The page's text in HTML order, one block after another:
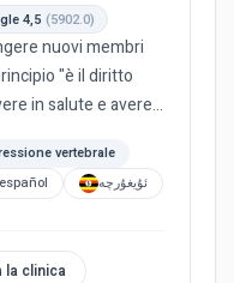
4,5 (5902.0)
nuovi membri
"è il diritto
in salute e avere
vertebrale
español
ئۇيغۇرچە
la clinica